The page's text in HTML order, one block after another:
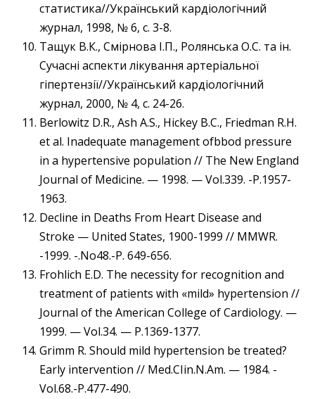
статистика//Український кардіологічний
журнал, 1998, № 6, с. 3-8.
Тащук В.К., Смірнова І.П., Ролянська О.С. та ін.
Сучасні аспекти лікування артеріальної
гіпертензії//Український кардіологічний
журнал, 2000, № 4, с. 24-26.
Berlowitz D.R., Ash A.S., Hickey B.C., Friedman R.H.
et al. Inadequate management ofbbod pressure
in a hypertensive population // The New England
Journal of Medicine. — 1998. — Vol.339. -P.1957-
1963.
Decline in Deaths From Heart Disease and
Stroke — United States, 1900-1999 // MMWR.
-1999. -.No48.-P. 649-656.
Frohlich E.D. The necessity for recognition and
treatment of patients with «mild» hypertension //
Journal of the American College of Cardiology. —
1999. — Vol.34. — P.1369-1377.
Grimm R. Should mild hypertension be treated?
Early intervention // Med.CIin.N.Am. — 1984. -
Vol.68.-P.477-490.